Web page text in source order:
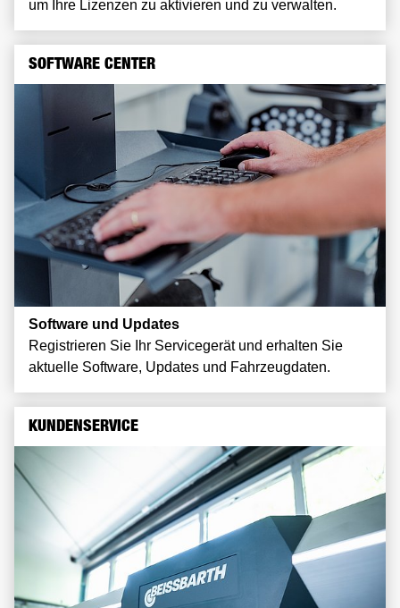
um Ihre Lizenzen zu aktivieren und zu verwalten.
SOFTWARE CENTER
Software und Updates
Registrieren Sie Ihr Servicegerät und erhalten Sie
aktuelle Software, Updates und Fahrzeugdaten.
KUNDENSERVICE